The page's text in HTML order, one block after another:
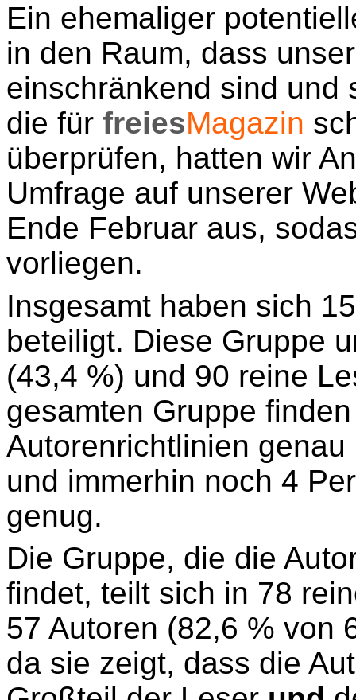
Ein ehemaliger
in den Raum, dass
einschränkend sind und
die für freiesMagazin
überprüfen, hatten wir
Umfrage auf unserer
Ende Februar aus,
vorliegen.
Insgesamt haben sich
beteiligt. Diese Gruppe
(43,4 %) und 90 reine
gesamten Gruppe
Autorenrichtlinien
und immerhin noch 4
genug.
Die Gruppe, die die
findet, teilt sich in 78
57 Autoren (82,6 % von
da sie zeigt, dass die